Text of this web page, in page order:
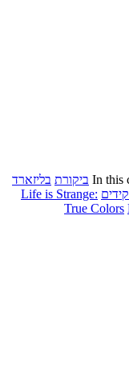
In this ביקורת בליזארד
Life is Strange:
True Colors